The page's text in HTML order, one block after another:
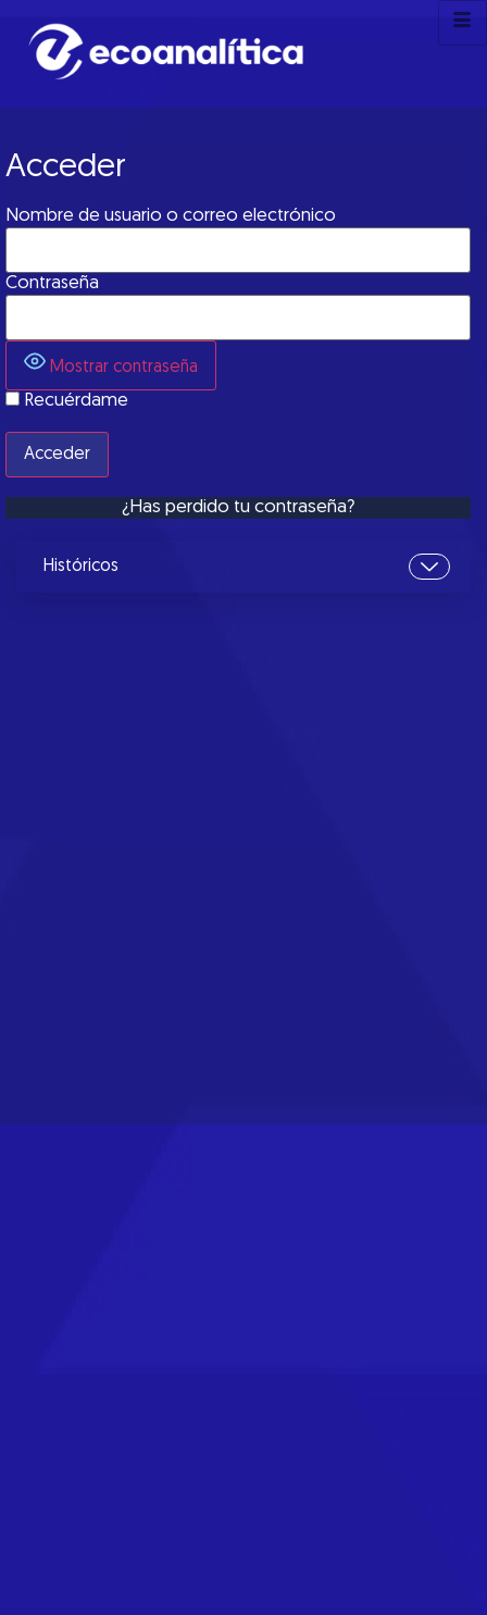
Acceder
Nombre de usuario o correo electrónico
Contraseña
Mostrar contraseña
Recuérdame
¿Has perdido tu contraseña?
Históricos